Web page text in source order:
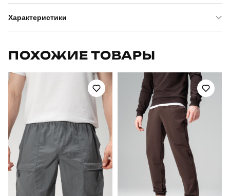
Характеристики
Артикул PNcc2038Sbu
Призначення для повсякденного носіння
Стиль
Сезон
Склад тканини 72% бавовна, 24% поліестер, 4% еластан
ПОХОЖИЕ ТОВАРЫ